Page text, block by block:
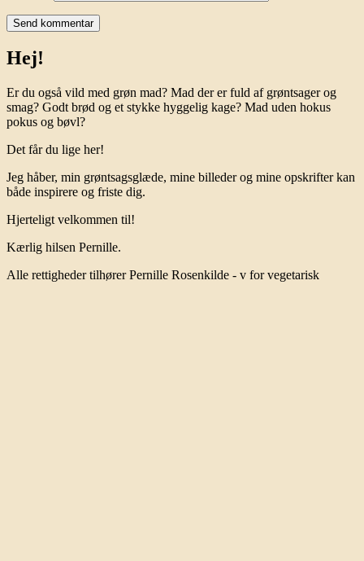
Hej!
Er du også vild med grøn mad? Mad der er fuld af grøntsager og
smag? Godt brød og et stykke hyggelig kage? Mad uden hokus
pokus og bøvl?
Det får du lige her!
Jeg håber, min grøntsagsglæde, mine billeder og mine opskrifter kan
både inspirere og friste dig.
Hjerteligt velkommen til!
Kærlig hilsen Pernille.
Alle rettigheder tilhører Pernille Rosenkilde - v for vegetarisk